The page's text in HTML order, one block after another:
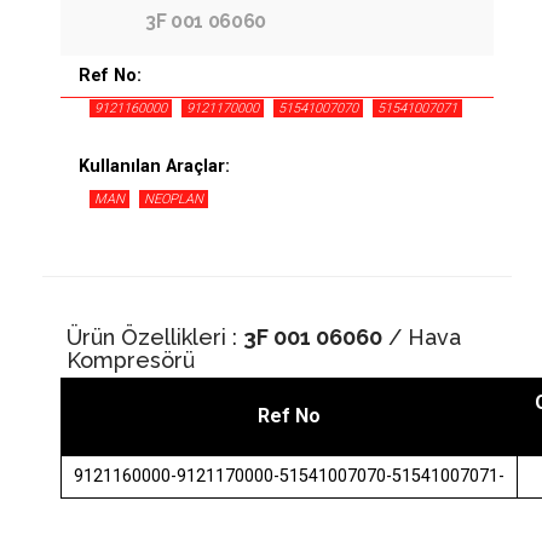
3F 001 06060
Ref No:
9121160000 9121170000 51541007070 51541007071
Kullanılan Araçlar:
MAN NEOPLAN
Ürün Özellikleri : 3F 001 06060 / Hava
Kompresörü
Ref No
9121160000-9121170000-51541007070-51541007071-